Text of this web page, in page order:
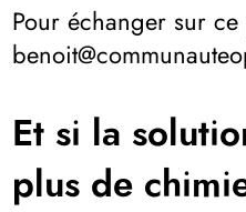
Pour échanger sur
Et si la
plus de